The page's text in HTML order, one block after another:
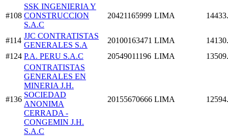
#108
SSK INGENIERIA Y
CONSTRUCCION
S.A.C
20421165999 LIMA
#114
JJC CONTRATISTAS
GENERALES S.A
20100163471 LIMA
#124 P.A. PERU S.A.C 20549011196 LIMA
#136
CONTRATISTAS
GENERALES EN
MINERIA J.H.
SOCIEDAD
ANONIMA
CERRADA -
CONGEMIN J.H.
S.A.C
20155670666 LIMA